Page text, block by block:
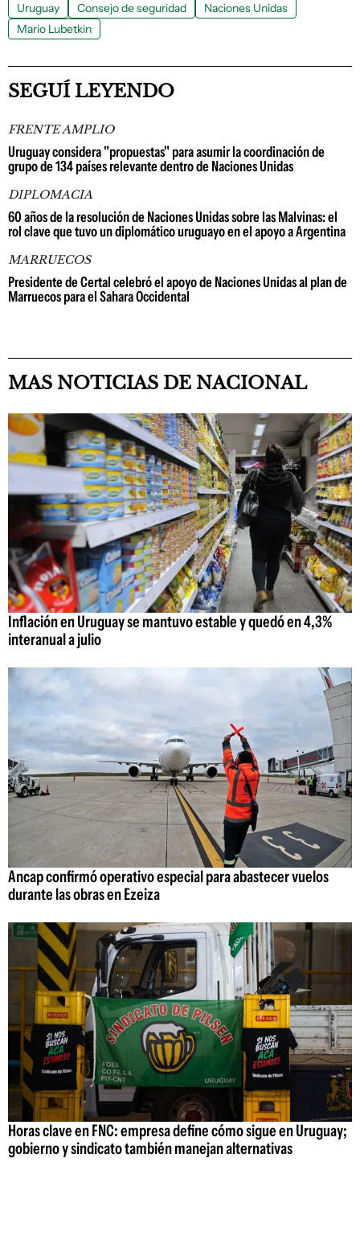
Uruguay Consejo de seguridad
Naciones Unidas
Mario Lubetkin
SEGUÍ LEYENDO
FRENTE AMPLIO
Uruguay considera "propuestas" para asumir la coordinación de
grupo de 134 países relevante dentro de Naciones Unidas
DIPLOMACIA
60 años de la resolución de Naciones Unidas sobre las Malvinas: el
rol clave que tuvo un diplomático uruguayo en el apoyo a Argentina
MARRUECOS
Presidente de Certal celebró el apoyo de Naciones Unidas al plan de
Marruecos para el Sahara Occidental
MAS NOTICIAS DE NACIONAL
Inflación en Uruguay se mantuvo estable y quedó en 4,3%
interanual a julio
Ancap confirmó operativo especial para abastecer vuelos
durante las obras en Ezeiza
Horas clave en FNC: empresa define cómo sigue en Uruguay;
gobierno y sindicato también manejan alternativas